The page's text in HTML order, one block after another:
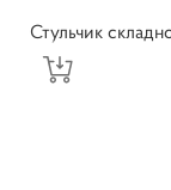
Стульчик